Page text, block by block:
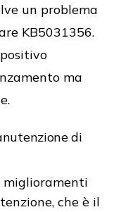
un problema
KB5031356.
ma
di
miglioramenti
che è il